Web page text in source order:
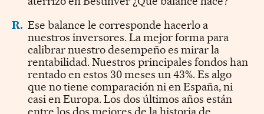
R. Ese balance le corresponde hacerlo a
nuestros inversores. La mejor forma para
calibrar nuestro desempeño es mirar la
rentabilidad. Nuestros principales fondos han
rentado en estos 30 meses un 43%. Es algo
que no tiene comparación ni en España, ni
casi en Europa. Los dos últimos años están
entre los dos mejores de la historia de